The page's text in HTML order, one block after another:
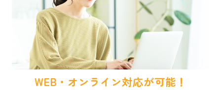
WEB・オンライン対応が可能！